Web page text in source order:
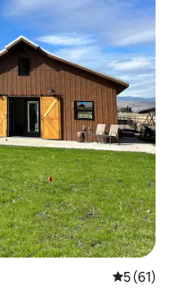
5 (61)